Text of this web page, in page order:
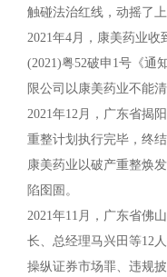
触碰法治红线，动摇了
2021年4月，康美药业
(2021)粤52破申1号《通
限公司以康美药业不能
2021年12月，广东省揭
重整计划执行完毕，终结
康美药业以破产重整焕
陷囹圄。
2021年11月，广东省佛
长、总经理马兴田等12
操纵证券市场罪、违规